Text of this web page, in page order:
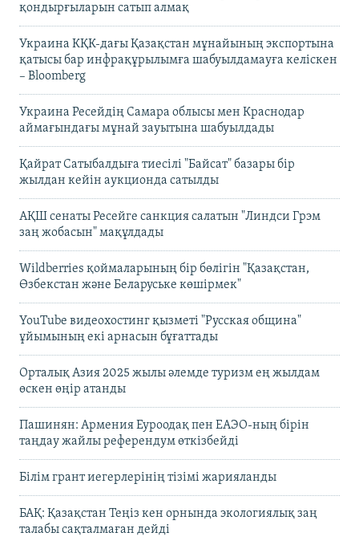
қондырғыларын сатып алмақ
Украина КҚК-дағы Қазақстан мұнайының экспортына
қатысы бар инфрақұрылымға шабуылдамауға келіскен
– Bloomberg
Украина Ресейдің Самара облысы мен Краснодар
аймағындағы мұнай зауытына шабуылдады
Қайрат Сатыбалдыға тиесілі "Байсат" базары бір
жылдан кейін аукционда сатылды
АҚШ сенаты Ресейге санкция салатын "Линдси Грэм
заң жобасын" мақұлдады
Wildberries қоймаларының бір бөлігін "Қазақстан,
Өзбекстан және Беларуське көшірмек"
YouTube видеохостинг қызметі "Русская община"
ұйымының екі арнасын бұғаттады
Орталық Азия 2025 жылы әлемде туризм ең жылдам
өскен өңір атанды
Пашинян: Армения Еуроодақ пен ЕАЭО-ның бірін
таңдау жайлы референдум өткізбейді
Білім грант иегерлерінің тізімі жарияланды
БАҚ: Қазақстан Теңіз кен орнында экологиялық заң
талабы сақталмаған дейді